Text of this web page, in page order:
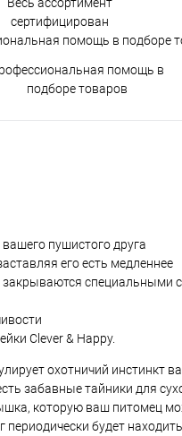
Весь ассортимент
сертифицирован
помощь в
подборе товаров
пушистого друга
его есть медленнее
закрываются
Clever & Happy.
охотничий инстинкт
забавные тайники для
которую ваш питомец
будет